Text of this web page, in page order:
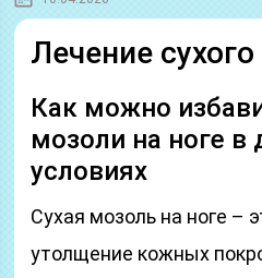
Лечение
Как можно
мозоли на ноге
условиях
Сухая мозоль на ноге –
утолщение кожных